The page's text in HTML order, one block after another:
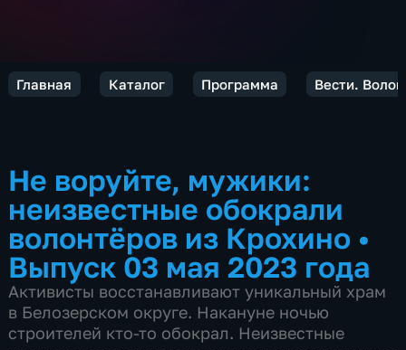
Главная Каталог Программа Вести.
Не воруйте, мужики:
неизвестные обокрали
волонтёров из Крохино •
Выпуск 03 мая 2023 года
Активисты восстанавливают уникальный храм
в Белозерском округе. Накануне ночью
строителей кто-то обокрал. Неизвестные